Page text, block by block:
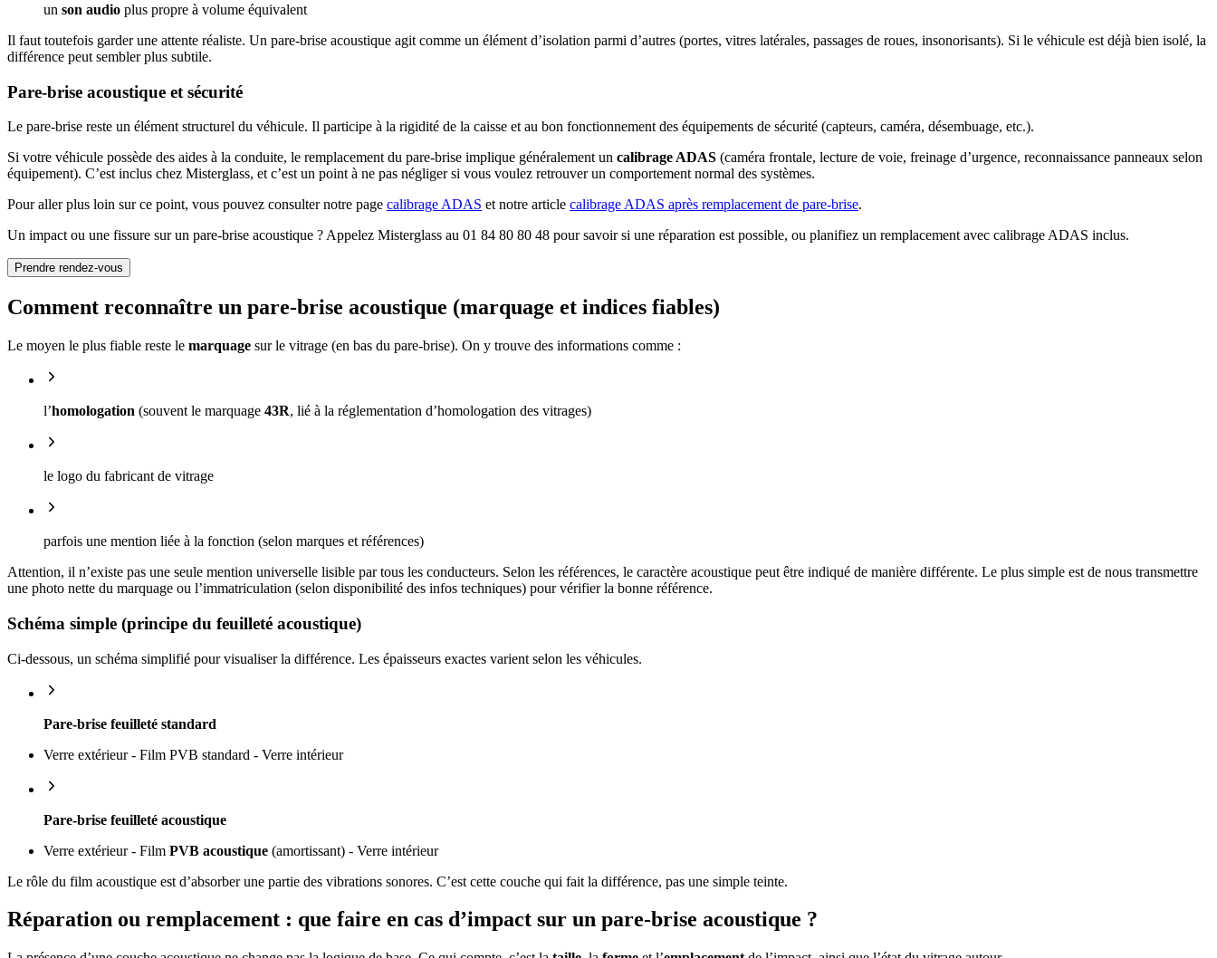
un son audio plus propre à volume équivalent
Il faut toutefois garder une attente réaliste. Un pare-brise acoustique agit comme un élément d’isolation parmi d’autres (portes, vitres latérales, passages de roues, insonorisants). Si le véhicule est déjà bien isolé, la
différence peut sembler plus subtile.
Pare-brise acoustique et sécurité
Le pare-brise reste un élément structurel du véhicule. Il participe à la rigidité de la caisse et au bon fonctionnement des équipements de sécurité (capteurs, caméra, désembuage, etc.).
Si votre véhicule possède des aides à la conduite, le remplacement du pare-brise implique généralement un calibrage ADAS (caméra frontale, lecture de voie, freinage d’urgence, reconnaissance panneaux selon
équipement). C’est inclus chez Misterglass, et c’est un point à ne pas négliger si vous voulez retrouver un comportement normal des systèmes.
Pour aller plus loin sur ce point, vous pouvez consulter notre page calibrage ADAS et notre article calibrage ADAS après remplacement de pare-brise.
Un impact ou une fissure sur un pare-brise acoustique ? Appelez Misterglass au 01 84 80 80 48 pour savoir si une réparation est possible, ou planifiez un remplacement avec calibrage ADAS inclus.
Prendre rendez-vous
Comment reconnaître un pare-brise acoustique (marquage et indices fiables)
Le moyen le plus fiable reste le marquage sur le vitrage (en bas du pare-brise). On y trouve des informations comme :
l’homologation (souvent le marquage 43R, lié à la réglementation d’homologation des vitrages)
le logo du fabricant de vitrage
parfois une mention liée à la fonction (selon marques et références)
Attention, il n’existe pas une seule mention universelle lisible par tous les conducteurs. Selon les références, le caractère acoustique peut être indiqué de manière différente. Le plus simple est de nous transmettre
une photo nette du marquage ou l’immatriculation (selon disponibilité des infos techniques) pour vérifier la bonne référence.
Schéma simple (principe du feuilleté acoustique)
Ci-dessous, un schéma simplifié pour visualiser la différence. Les épaisseurs exactes varient selon les véhicules.
Pare-brise feuilleté standard
Verre extérieur - Film PVB standard - Verre intérieur
Pare-brise feuilleté acoustique
Verre extérieur - Film PVB acoustique (amortissant) - Verre intérieur
Le rôle du film acoustique est d’absorber une partie des vibrations sonores. C’est cette couche qui fait la différence, pas une simple teinte.
Réparation ou remplacement : que faire en cas d’impact sur un pare-brise acoustique ?